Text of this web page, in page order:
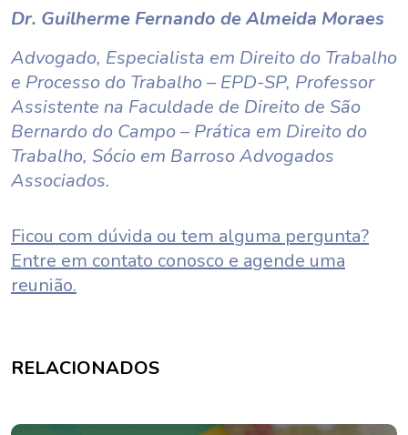
Dr. Guilherme Fernando de Almeida Moraes
Advogado, Especialista em Direito do Trabalho
e Processo do Trabalho – EPD-SP, Professor
Assistente na Faculdade de Direito de São
Bernardo do Campo – Prática em Direito do
Trabalho, Sócio em Barroso Advogados
Associados.
Ficou com dúvida ou tem alguma pergunta?
Entre em contato conosco e agende uma
reunião.
RELACIONADOS